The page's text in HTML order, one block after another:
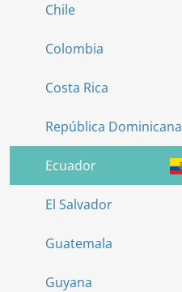
Chile
Colombia
Costa Rica
República Dominicana
Ecuador
El Salvador
Guatemala
Guyana